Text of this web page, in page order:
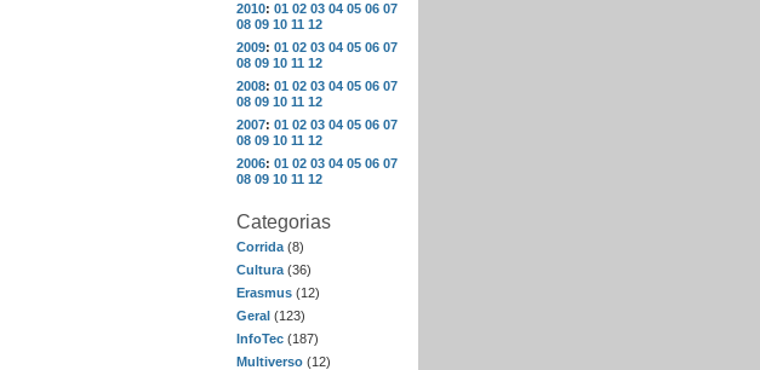
2010: 01 02 03 04 05 06 07
08 09 10 11 12
2009: 01 02 03 04 05 06 07
08 09 10 11 12
2008: 01 02 03 04 05 06 07
08 09 10 11 12
2007: 01 02 03 04 05 06 07
08 09 10 11 12
2006: 01 02 03 04 05 06 07
08 09 10 11 12
Categorias
Corrida (8)
Cultura (36)
Erasmus (12)
Geral (123)
InfoTec (187)
Multiverso (12)